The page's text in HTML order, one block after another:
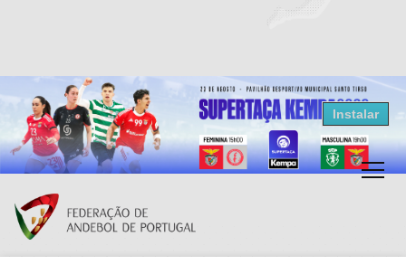
Resultados Andebol
Federação de Andebol de Portugal
Grátis - Disponivel na Play Store
Instalar